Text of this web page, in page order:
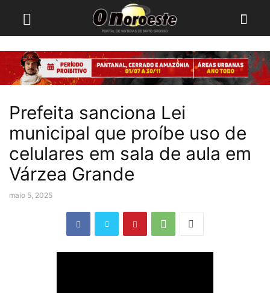
Prefeita sanciona Lei
municipal que proíbe uso de
celulares em sala de aula em
Várzea Grande
maio 5, 2025